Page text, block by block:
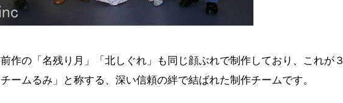
作の「名残り月」「北しぐれ」も同じ顔ぶれで制作しており、これが３
ームるみ」と称する、深い信頼の絆で結ばれた制作チームです。